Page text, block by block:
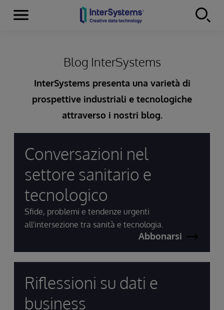
Skip to content
Menu
Blog InterSystems
InterSystems presenta una varietà di
prospettive industriali e tecnologiche
attraverso i nostri blog.
Conversazioni nel
settore sanitario e
tecnologico
Sfide, problemi e tendenze urgenti
all'intersezione tra sanità e tecnologia.
Abbonarsi
Riflessioni su dati e
business